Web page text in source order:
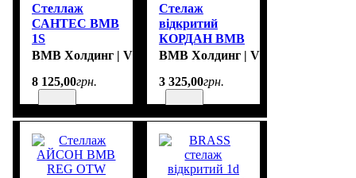
Стеллаж
САНТЕС ВМВ
1S
ВМВ Холдинг | VMV Holding
8 125,00грн.
Стелаж
відкритий
КОРДАН ВМВ
1D
ВМВ Холдинг | VMV Holding
3 325,00грн.